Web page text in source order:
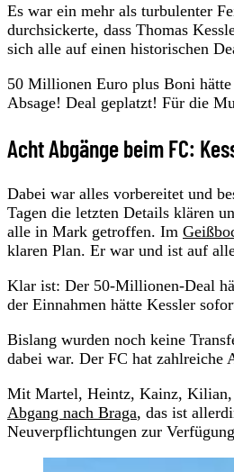
Es war ein mehr als turbulenter
durchsickerte, dass Thomas
sich alle auf einen historischen
50 Millionen Euro plus Boni
Absage! Deal geplatzt! Für die
Acht Abgänge beim FC:
Dabei war alles vorbereitet und
Tagen die letzten Details klären
alle in Mark getroffen. Im
klaren Plan. Er war und ist auf
Klar ist: Der 50-Millionen-Deal
der Einnahmen hätte Kessler
Bislang wurden noch keine
dabei war. Der FC hat zahlreiche
Mit Martel, Heintz, Kainz, Kilian,
Abgang nach Braga, das ist
Neuverpflichtungen zur